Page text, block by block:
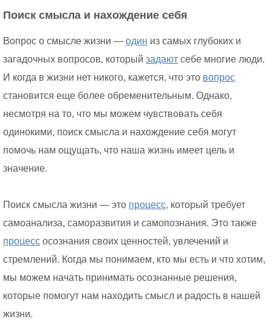
Поиск смысла и нахождение себя
Вопрос о смысле жизни — один из самых глубоких и
загадочных вопросов, который задают себе многие люди.
И когда в жизни нет никого, кажется, что это вопрос
становится еще более обременительным. Однако,
несмотря на то, что мы можем чувствовать себя
одинокими, поиск смысла и нахождение себя могут
помочь нам ощущать, что наша жизнь имеет цель и
значение.
Поиск смысла жизни — это процесс, который требует
самоанализа, саморазвития и самопознания. Это также
процесс осознания своих ценностей, увлечений и
стремлений. Когда мы понимаем, кто мы есть и что хотим,
мы можем начать принимать осознанные решения,
которые помогут нам находить смысл и радость в нашей
жизни.